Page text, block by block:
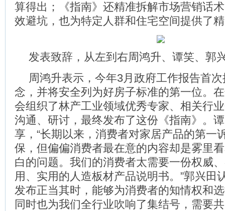
算得出；《指南》还精准拆解市场营销话
效避坑，也为特定人群和住宅空间提供了
发表致辞，从左到右周鸿升、谭笑、郭
周鸿升表示，今年3月政府工作报告首次
念，并将安全列为好房子标准的第一位。
会组织了林产工业领域优秀专家、相关行
沟通、研讨，最终发布了这份《指南》。
享，“长期以来，消费者对家居产品的第一
保，但偏偏消费者最在意的内容却是雾里
白的问题。我们的消费者太需要一份权威
用、实用的人造板材产品说明书。”郭兴田
发布正当其时，能够为消费者的知情权和
同时也为我们全行业吹响了集结号，需要